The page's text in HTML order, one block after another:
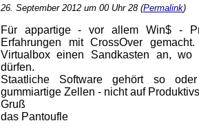
26. September 2012 um 00 Uhr 28 (Permalink)
Für appartige - vor allem Win$ -
Erfahrungen mit CrossOver
Virtualbox einen Sandkasten an,
dürfen.
Staatliche Software gehört so
gummiartige Zellen - nicht auf
Gruß
das Pantoufle